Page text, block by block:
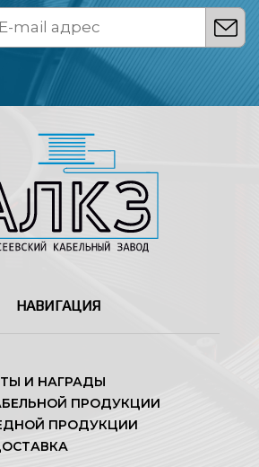
НАВИГАЦИЯ
И НАГРАДЫ
ПРОДУКЦИИ
ПРОДУКЦИИ